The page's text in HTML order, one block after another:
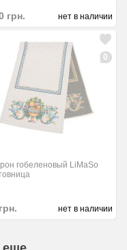
грн. нет в наличии
0
гобеленовый LiMaSo
грн. нет в наличии